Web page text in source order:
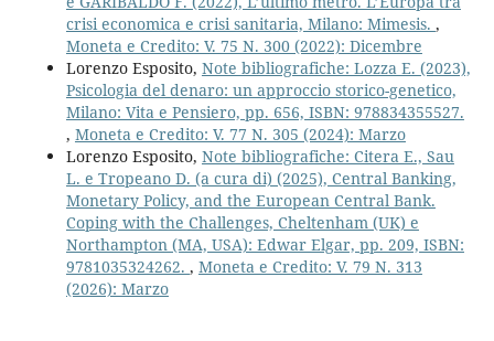
crisi economica e crisi sanitaria, Milano: Mimesis. ,
Moneta e Credito: V. 75 N. 300 (2022): Dicembre
Lorenzo Esposito, Note bibliografiche: Lozza E. (2023),
Psicologia del denaro: un approccio storico-genetico,
Milano: Vita e Pensiero, pp. 656, ISBN: 978834355527.
, Moneta e Credito: V. 77 N. 305 (2024): Marzo
Lorenzo Esposito, Note bibliografiche: Citera E., Sau
L. e Tropeano D. (a cura di) (2025), Central Banking,
Monetary Policy, and the European Central Bank.
Coping with the Challenges, Cheltenham (UK) e
Northampton (MA, USA): Edwar Elgar, pp. 209, ISBN:
9781035324262. , Moneta e Credito: V. 79 N. 313
(2026): Marzo